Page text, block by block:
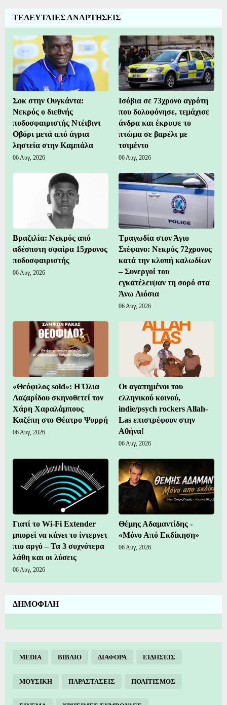
ΤΕΛΕΥΤΑΙΕΣ ΑΝΑΡΤΗΣΕΙΣ
Σοκ στην Ουγκάντα:
Νεκρός ο διεθνής
ποδοσφαιριστής Ντέιβιντ
Οβόρι μετά από άγρια
ληστεία στην Καμπάλα
06 Αυγ, 2026
Ισόβια σε 73χρονο αγρότη
που δολοφόνησε, τεμάχισε
άνδρα και έκρυψε το
πτώμα σε βαρέλι με
τσιμέντο
06 Αυγ, 2026
Βραζιλία: Νεκρός από
αδέσποτη σφαίρα 15χρονος
ποδοσφαιριστής
06 Αυγ, 2026
Τραγωδία στον Άγιο
Στέφανο: Νεκρός 72χρονος
κατά την κλοπή καλωδίων
– Συνεργοί του
εγκατέλειψαν τη σορό στα
Άνω Λιόσια
06 Αυγ, 2026
«Θεόφιλος sold»: Η Όλια
Λαζαρίδου σκηνοθετεί τον
Χάρη Χαραλάμπους
Καζέπη στο Θέατρο Ψυρρή
06 Αυγ, 2026
Οι αγαπημένοι του
ελληνικού κοινού,
indie/psych rockers Allah-
Las επιστρέφουν στην
Αθήνα!
06 Αυγ, 2026
Γιατί το Wi-Fi Extender
μπορεί να κάνει το ίντερνετ
πιο αργό – Τα 3 συχνότερα
λάθη και οι λύσεις
06 Αυγ, 2026
Θέμης Αδαμαντίδης -
«Μόνο Από Εκδίκηση»
06 Αυγ, 2026
ΔΗΜΟΦΙΛΗ
MEDIA ΒΙΒΛΙΟ ΔΙΑΦΟΡΑ ΕΙΔΗΣΕΙΣ
ΜΟΥΣΙΚΗ ΠΑΡΑΣΤΑΣΕΙΣ ΠΟΛΙΤΙΣΜΟΣ